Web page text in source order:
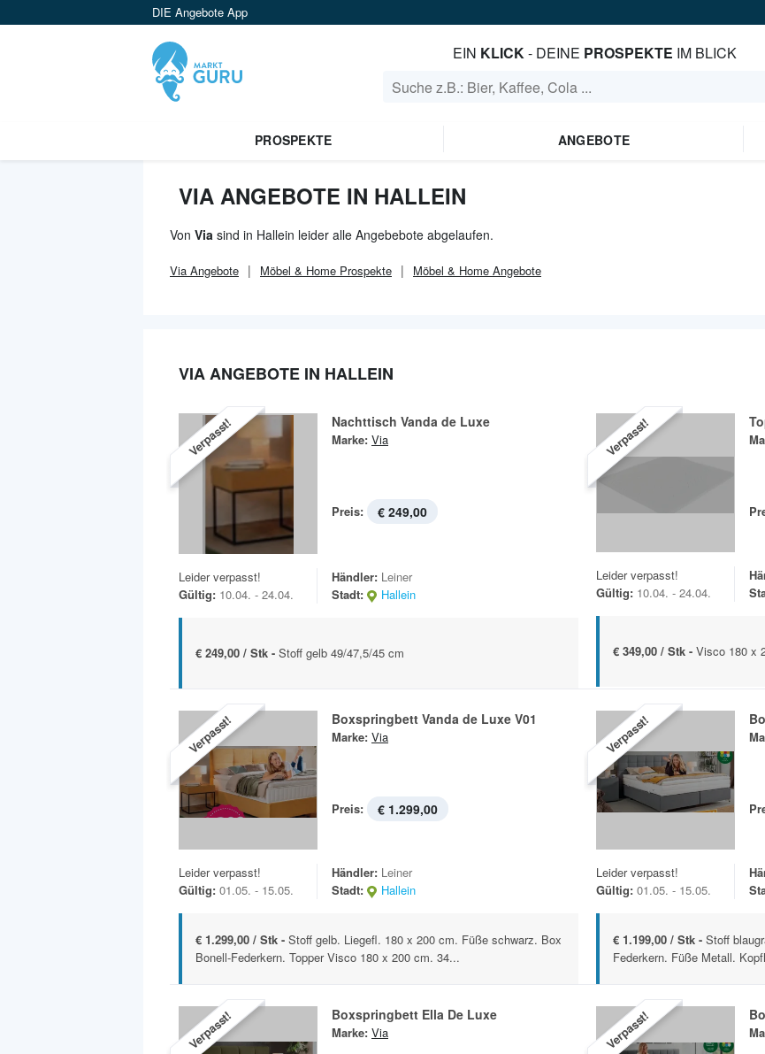
DIE Angebote App
EIN KLICK- DEINE PROSPEKTE IM BLICK
PROSPEKTE ANGEBOTE
VIA ANGEBOTE IN HALLEIN
Von Via sind in Hallein leider alle Angebebote abgelaufen.
Via Angebote Möbel & Home Prospekte Möbel & Home Angebote
VIA ANGEBOTE IN HALLEIN
Verpasst! Nachttisch Vanda de Luxe
Marke: Via
Preis: € 249,00
Leider verpasst!
Gültig: 10.04. - 24.04.
Händler: Leiner
Stadt:
Hallein
€ 249,00 / Stk - Stoff gelb 49/47,5/45 cm
Verpasst!
Leider verpasst!
Gültig: 10.04. - 24.04.
€ 349,00 / Stk - Visco 180 x
Verpasst! Boxspringbett Vanda de Luxe V01
Marke: Via
Preis: € 1.299,00
Leider verpasst!
Gültig: 01.05. - 15.05.
Händler: Leiner
Stadt:
Hallein
€ 1.299,00 / Stk - Stoff gelb. Liegefl. 180 x 200 cm. Füße schwarz. Box
Bonell-Federkern. Topper Visco 180 x 200 cm. 34...
Verpasst!
Leider verpasst!
Gültig: 01.05. - 15.05.
€ 1.199,00 / Stk - Stoff
Federkern. Füße Metall.
Verpasst! Boxspringbett Ella De Luxe
Marke: Via Verpasst!